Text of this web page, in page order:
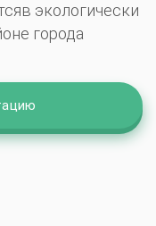
в экологически
города